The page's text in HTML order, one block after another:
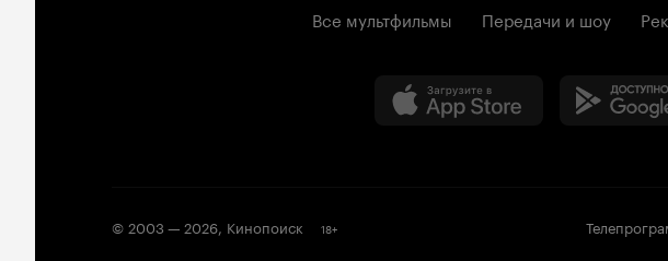
Все мультфильмы
Передачи и шоу
© 2003 —2026, Кинопоиск 18+